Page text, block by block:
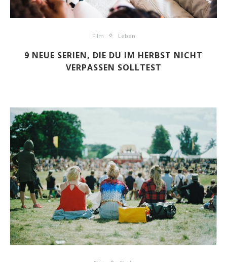
Film Leben
9 NEUE SERIEN, DIE DU IM HERBST NICHT
VERPASSEN SOLLTEST